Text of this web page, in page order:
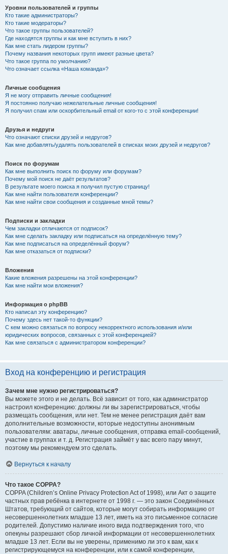
Уровни пользователей и группы
Кто такие администраторы?
Кто такие модераторы?
Что такое группы пользователей?
Где находятся группы и как мне вступить в них?
Как мне стать лидером группы?
Почему названия некоторых групп имеют разные цвета?
Что такое группа по умолчанию?
Что означает ссылка «Наша команда»?
Личные сообщения
Я не могу отправить личные сообщения!
Я постоянно получаю нежелательные личные сообщения!
Я получил спам или оскорбительный email от кого-то с этой конференции!
Друзья и недруги
Что означают списки друзей и недругов?
Как мне добавлять/удалять пользователей в списках моих друзей и недругов?
Поиск по форумам
Как мне выполнить поиск по форуму или форумам?
Почему мой поиск не даёт результатов?
В результате моего поиска я получил пустую страницу!
Как мне найти пользователя конференции?
Как мне найти свои сообщения и созданные мной темы?
Подписки и закладки
Чем закладки отличаются от подписок?
Как мне сделать закладку или подписаться на определённую тему?
Как мне подписаться на определённый форум?
Как мне отказаться от подписки?
Вложения
Какие вложения разрешены на этой конференции?
Как мне найти мои вложения?
Информация о phpBB
Кто написал эту конференцию?
Почему здесь нет такой-то функции?
С кем можно связаться по вопросу некорректного использования и/или
юридических вопросов, связанных с этой конференцией?
Как мне связаться с администратором конференции?
Вход на конференцию и регистрация
Зачем мне нужно регистрироваться?
Вы можете этого и не делать. Всё зависит от того, как администратор
настроил конференцию: должны ли вы зарегистрироваться, чтобы
размещать сообщения, или нет. Тем не менее регистрация даёт вам
дополнительные возможности, которые недоступны анонимным
пользователям: аватары, личные сообщения, отправка email-сообщений,
участие в группах и т. д. Регистрация займёт у вас всего пару минут,
поэтому мы рекомендуем это сделать.
Вернуться к началу
Что такое COPPA?
COPPA (Children’s Online Privacy Protection Act of 1998), или Акт о защите
частных прав ребёнка в интернете от 1998 г. — это закон Соединённых
Штатов, требующий от сайтов, которые могут собирать информацию от
несовершеннолетних младше 13 лет, иметь на это письменное согласие
родителей. Допустимо наличие иного вида подтверждения того, что
опекуны разрешают сбор личной информации от несовершеннолетних
младше 13 лет. Если вы не уверены, применимо ли это к вам, как к
регистрирующемуся на конференции, или к самой конференции,